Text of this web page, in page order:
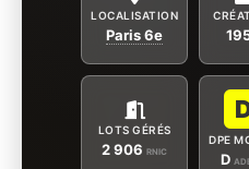
LOCALISATION
Paris 6e
LOTS GÉRÉS
2 906 RNIC
DPE
D